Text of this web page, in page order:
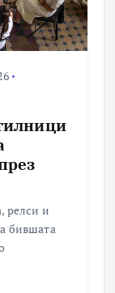
релси и
бившата